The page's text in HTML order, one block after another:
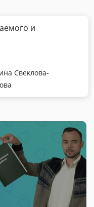
и
Свеклова-